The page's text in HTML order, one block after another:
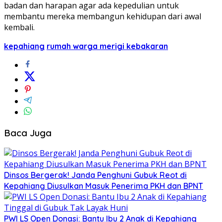
badan dan harapan agar ada kepedulian untuk
membantu mereka membangun kehidupan dari awal
kembali.
kepahiang rumah warga merigi kebakaran
Baca Juga
Dinsos Bergerak! Janda Penghuni Gubuk Reot di
Kepahiang Diusulkan Masuk Penerima PKH dan BPNT
PWI LS Open Donasi: Bantu Ibu 2 Anak di Kepahiang